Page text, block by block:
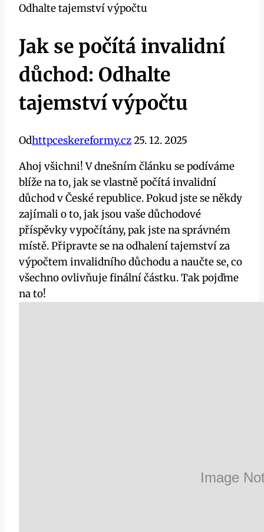
Odhalte tajemství výpočtu
Jak se počítá invalidní
důchod: Odhalte
tajemství výpočtu
Odhttpceskereformy.cz25. 12. 2025
Ahoj všichni! V dnešním článku se podíváme
blíže na to, jak se vlastně počítá invalidní
důchod v České republice. Pokud jste se někdy
zajímali o to, jak jsou vaše důchodové
příspěvky vypočítány, pak jste na správném
místě. Připravte se na odhalení tajemství za
výpočtem invalidního důchodu a naučte se, co
všechno ovlivňuje finální částku. Tak pojďme
na to!